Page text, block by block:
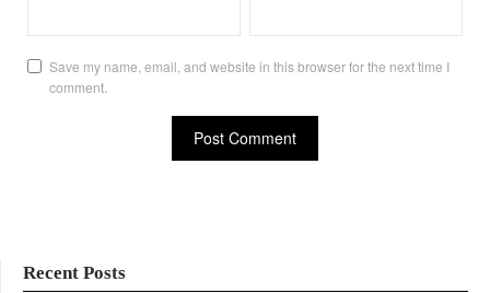
Save my name, email, and website in this browser for the next time I
comment.
Recent Posts